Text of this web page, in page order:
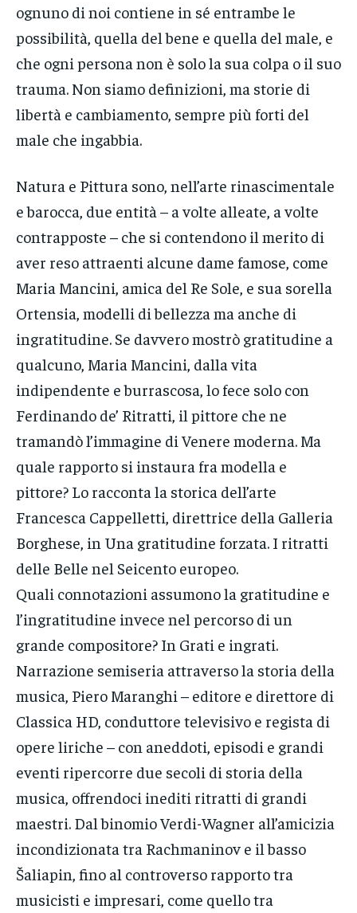
ognuno di noi contiene in sé entrambe le
possibilità, quella del bene e quella del male, e
che ogni persona non è solo la sua colpa o il suo
trauma. Non siamo definizioni, ma storie di
libertà e cambiamento, sempre più forti del
male che ingabbia.
Natura e Pittura sono, nell’arte rinascimentale
e barocca, due entità – a volte alleate, a volte
contrapposte – che si contendono il merito di
aver reso attraenti alcune dame famose, come
Maria Mancini, amica del Re Sole, e sua sorella
Ortensia, modelli di bellezza ma anche di
ingratitudine. Se davvero mostrò gratitudine a
qualcuno, Maria Mancini, dalla vita
indipendente e burrascosa, lo fece solo con
Ferdinando de’ Ritratti, il pittore che ne
tramandò l’immagine di Venere moderna. Ma
quale rapporto si instaura fra modella e
pittore? Lo racconta la storica dell’arte
Francesca Cappelletti, direttrice della Galleria
Borghese, in Una gratitudine forzata. I ritratti
delle Belle nel Seicento europeo.
Quali connotazioni assumono la gratitudine e
l’ingratitudine invece nel percorso di un
grande compositore? In Grati e ingrati.
Narrazione semiseria attraverso la storia della
musica, Piero Maranghi – editore e direttore di
Classica HD, conduttore televisivo e regista di
opere liriche – con aneddoti, episodi e grandi
eventi ripercorre due secoli di storia della
musica, offrendoci inediti ritratti di grandi
maestri. Dal binomio Verdi-Wagner all’amicizia
incondizionata tra Rachmaninov e il basso
Šaliapin, fino al controverso rapporto tra
musicisti e impresari, come quello tra